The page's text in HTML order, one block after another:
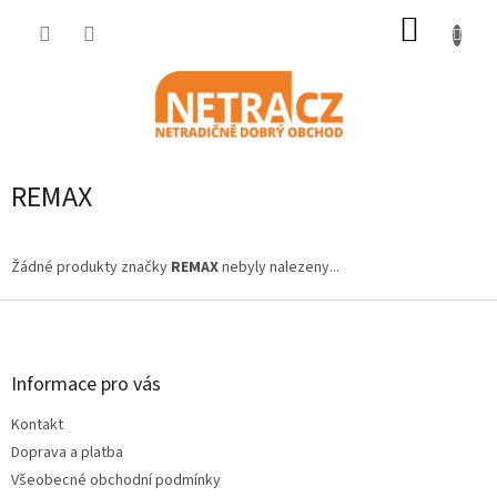
REMAX
Žádné produkty značky REMAXnebyly nalezeny...
Z
Informace pro vás
Kontakt
Doprava a platba
Všeobecné obchodní podmínky